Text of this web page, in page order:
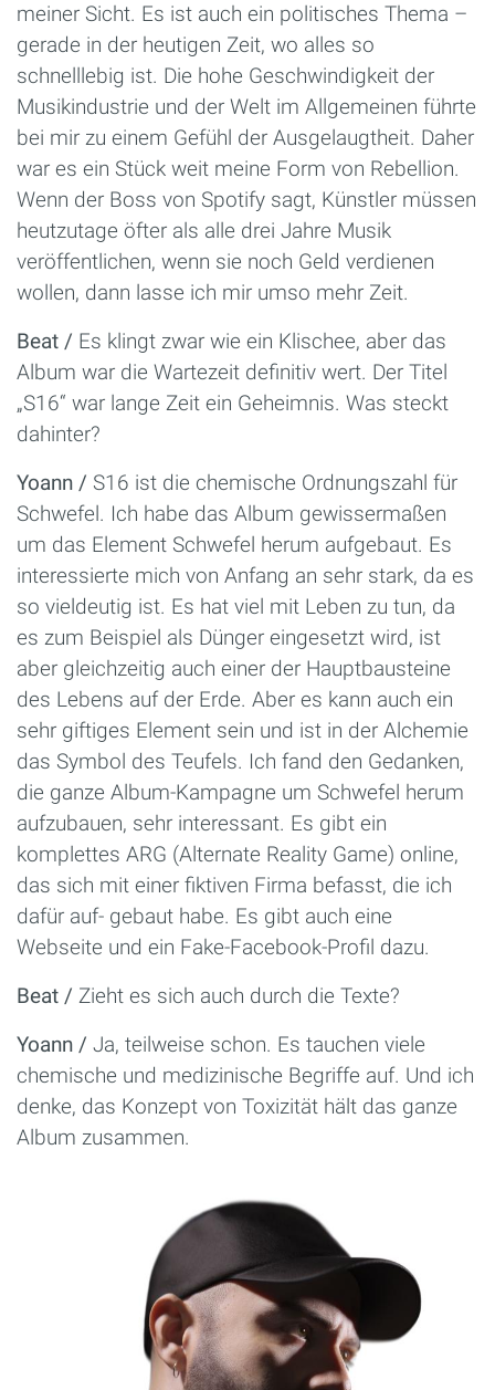
meiner Sicht. Es ist auch ein politisches Thema –
gerade in der heutigen Zeit, wo alles so
schnelllebig ist. Die hohe Geschwindigkeit der
Musikindustrie und der Welt im Allgemeinen führte
bei mir zu einem Gefühl der Ausgelaugtheit. Daher
war es ein Stück weit meine Form von Rebellion.
Wenn der Boss von Spotify sagt, Künstler müssen
heutzutage öfter als alle drei Jahre Musik
veröffentlichen, wenn sie noch Geld verdienen
wollen, dann lasse ich mir umso mehr Zeit.
Beat / Es klingt zwar wie ein Klischee, aber das
Album war die Wartezeit definitiv wert. Der Titel
„S16“ war lange Zeit ein Geheimnis. Was steckt
dahinter?
Yoann / S16 ist die chemische Ordnungszahl für
Schwefel. Ich habe das Album gewissermaßen
um das Element Schwefel herum aufgebaut. Es
interessierte mich von Anfang an sehr stark, da es
so vieldeutig ist. Es hat viel mit Leben zu tun, da
es zum Beispiel als Dünger eingesetzt wird, ist
aber gleichzeitig auch einer der Hauptbausteine
des Lebens auf der Erde. Aber es kann auch ein
sehr giftiges Element sein und ist in der Alchemie
das Symbol des Teufels. Ich fand den Gedanken,
die ganze Album-Kampagne um Schwefel herum
aufzubauen, sehr interessant. Es gibt ein
komplettes ARG (Alternate Reality Game) online,
das sich mit einer fiktiven Firma befasst, die ich
dafür auf- gebaut habe. Es gibt auch eine
Webseite und ein Fake-Facebook-Profil dazu.
Beat / Zieht es sich auch durch die Texte?
Yoann / Ja, teilweise schon. Es tauchen viele
chemische und medizinische Begriffe auf. Und ich
denke, das Konzept von Toxizität hält das ganze
Album zusammen.